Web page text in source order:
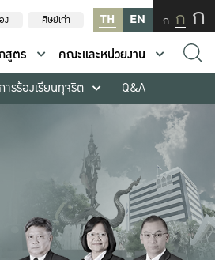
ง ศิษย์เก่า TH EN ก ก ก
สูตร
คณะและหน่วยงาน
ารร้องเรียนทุจริต Q&A